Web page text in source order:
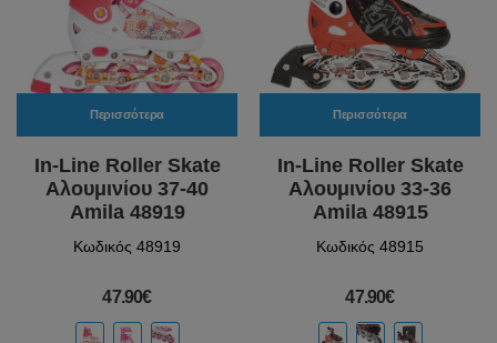
Περισσότερα
In-Line Roller Skate
Αλουμινίου 37-40
Amila 48919
Κωδικός 48919
47.90€
Περισσότερα
In-Line Roller Skate
Αλουμινίου 33-36
Amila 48915
Κωδικός 48915
47.90€